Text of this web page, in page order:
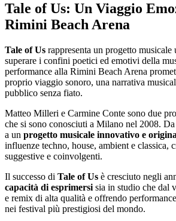
Tale of Us: Un Viaggio
Rimini Beach Arena
Tale of Us rappresenta un progetto
superare i confini poetici ed emotivi della
performance alla Rimini Beach Arena
proprio viaggio sonoro, una narrativa
pubblico senza fiato.
Matteo Milleri e Carmine Conte sono due
che si sono conosciuti a Milano nel 2008.
a un progetto musicale innovativo e
influenze techno, house, ambient e classica,
suggestive e coinvolgenti.
Il successo di Tale of Us è cresciuto negli
capacità di esprimersi sia in studio che dal
e remix di alta qualità e offrendo
nei festival più prestigiosi del mondo.